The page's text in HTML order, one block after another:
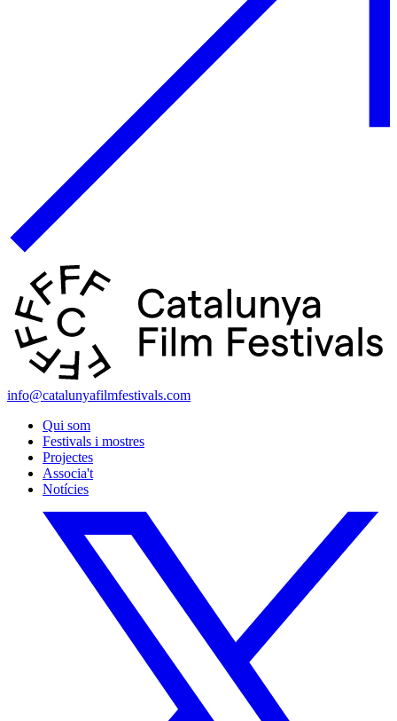
info@catalunyafilmfestivals.com
Qui som
Festivals i mostres
Projectes
Associa't
Notícies